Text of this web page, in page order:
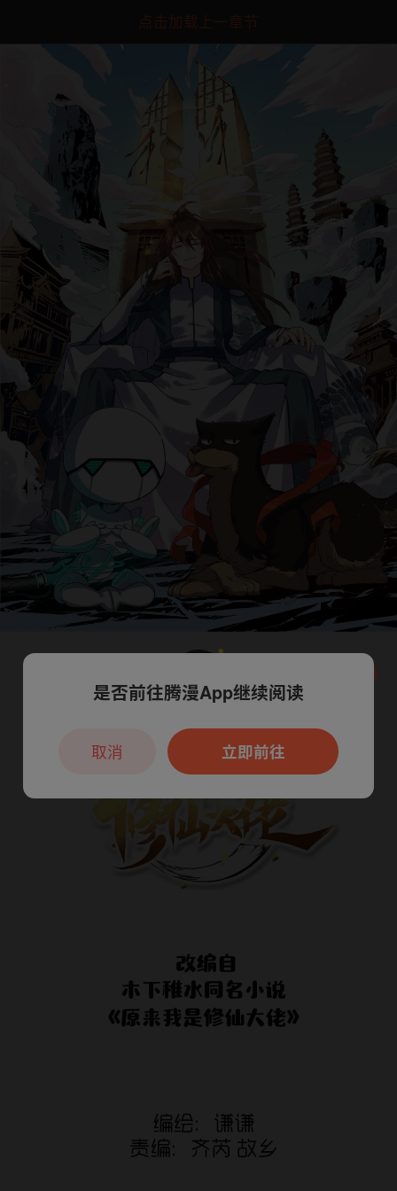
点击加载上一章节
本章节仅支持App阅读，可打开App新用
户7天免费看
是否前往腾漫App继续阅读
立即前往
取消